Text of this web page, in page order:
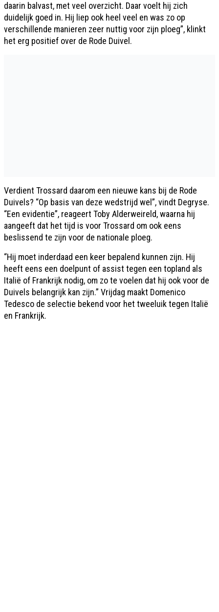
daarin balvast, met veel overzicht. Daar voelt hij zich
duidelijk goed in. Hij liep ook heel veel en was zo op
verschillende manieren zeer nuttig voor zijn ploeg”, klinkt
het erg positief over de Rode Duivel.
Verdient Trossard daarom een nieuwe kans bij de Rode
Duivels? “Op basis van deze wedstrijd wel”, vindt Degryse.
“Een evidentie”, reageert Toby Alderweireld, waarna hij
aangeeft dat het tijd is voor Trossard om ook eens
beslissend te zijn voor de nationale ploeg.
“Hij moet inderdaad een keer bepalend kunnen zijn. Hij
heeft eens een doelpunt of assist tegen een topland als
Italië of Frankrijk nodig, om zo te voelen dat hij ook voor de
Duivels belangrijk kan zijn.” Vrijdag maakt Domenico
Tedesco de selectie bekend voor het tweeluik tegen Italië
en Frankrijk.